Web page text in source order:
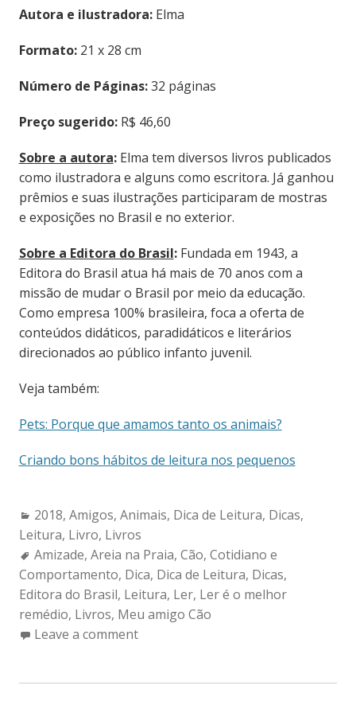
Autora e ilustradora: Elma
Formato:21 x 28 cm
Número de Páginas:32 páginas
Preço sugerido: R$ 46,60
Sobre a autora: Elma tem diversos livros publicados
como ilustradora e alguns como escritora. Já ganhou
prêmios e suas ilustrações participaram de mostras
e exposições no Brasil e no exterior.
Sobre a Editora do Brasil: Fundada em 1943, a
Editora do Brasil atua há mais de 70 anos com a
missão de mudar o Brasil por meio da educação.
Como empresa 100% brasileira, foca a oferta de
conteúdos didáticos, paradidáticos e literários
direcionados ao público infanto juvenil.
Veja também:
Pets: Porque que amamos tanto os animais?
Criando bons hábitos de leitura nos pequenos
Categories:
2018, Amigos, Animais, Dica de Leitura, Dicas,
Leitura, Livro, Livros
Tags:
Amizade, Areia na Praia, Cão, Cotidiano e
Comportamento, Dica, Dica de Leitura, Dicas,
Editora do Brasil, Leitura, Ler, Ler é o melhor
remédio, Livros, Meu amigo Cão
Leave a comment